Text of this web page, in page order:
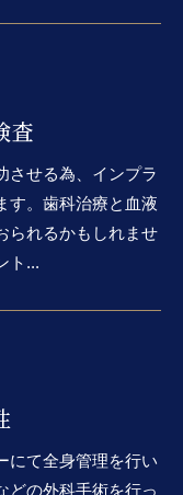
査
させる為、インプラ
す。歯科治療と血液
られるかもしれませ
ト...
にて全身管理を行い
どの外科手術を行っ